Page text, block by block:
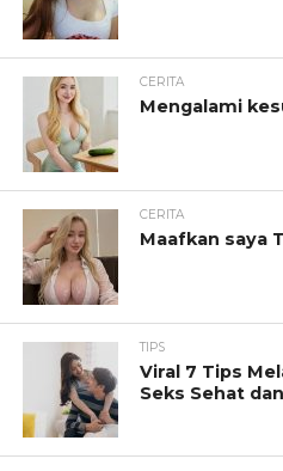
CERITA
Mengalami
CERITA
Maafkan saya
TIPS
Viral 7 Tips
Seks Sehat